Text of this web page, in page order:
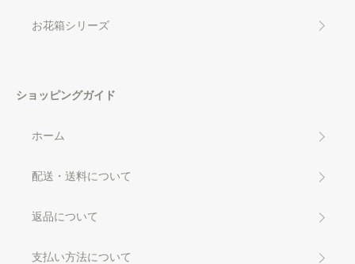
お花箱シリーズ
ショッピングガイド
ホーム
配送・送料について
返品について
支払い方法について